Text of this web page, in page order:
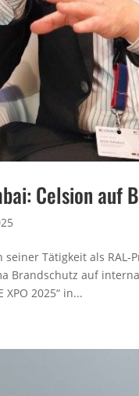
Celsion auf
Tätigkeit als
Brandschutz auf
2025“ in...